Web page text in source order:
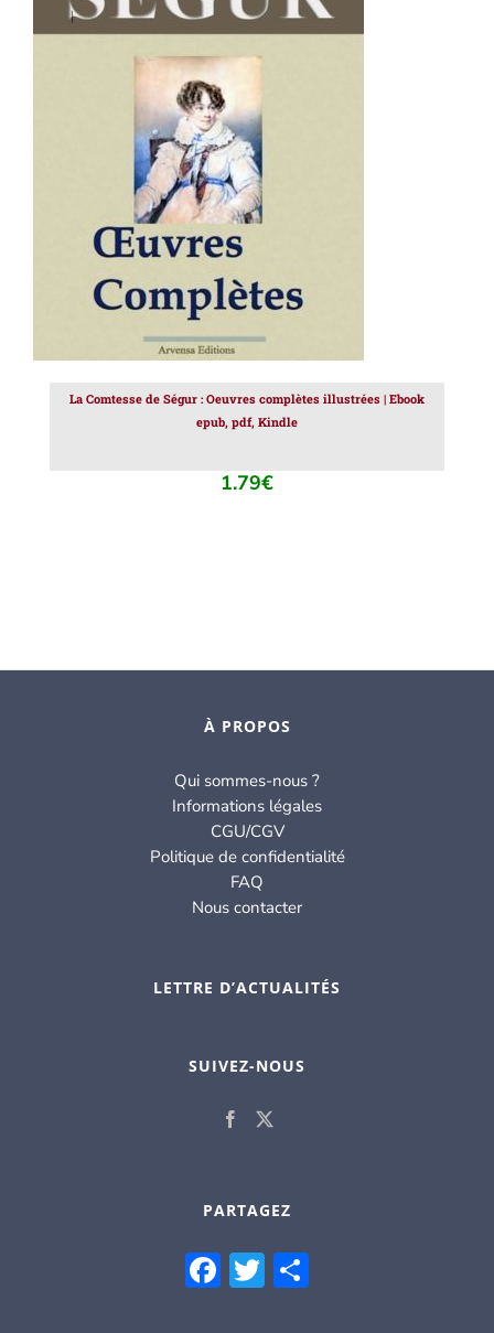
AJOUTER AU PANIER / DÉTAILS
La Comtesse de Ségur : Oeuvres complètes illustrées | Ebook
epub, pdf, Kindle
1.79€
À PROPOS
Qui sommes-nous ?
Informations légales
CGU/CGV
Politique de confidentialité
FAQ
Nous contacter
LETTRE D’ACTUALITÉS
SUIVEZ-NOUS
PARTAGEZ
Facebook
Twitter